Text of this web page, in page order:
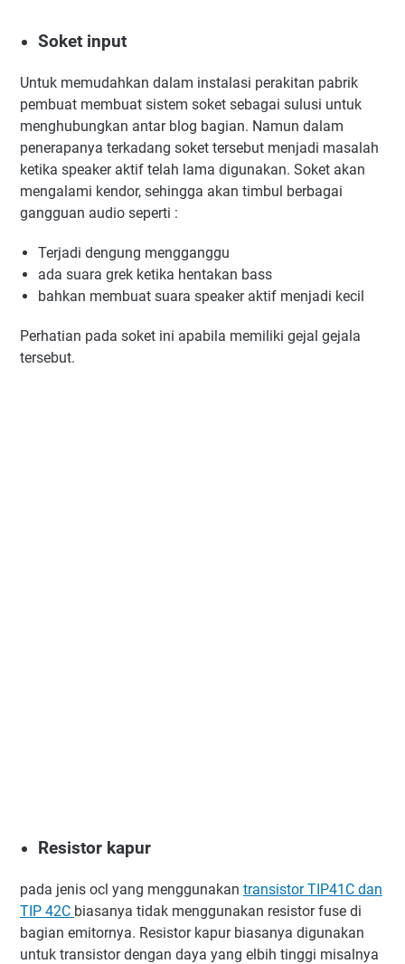
Soket input
Untuk memudahkan dalam instalasi perakitan pabrik
pembuat membuat sistem soket sebagai sulusi untuk
menghubungkan antar blog bagian. Namun dalam
penerapanya terkadang soket tersebut menjadi masalah
ketika speaker aktif telah lama digunakan. Soket akan
mengalami kendor, sehingga akan timbul berbagai
gangguan audio seperti :
Terjadi dengung mengganggu
ada suara grek ketika hentakan bass
bahkan membuat suara speaker aktif menjadi kecil
Perhatian pada soket ini apabila memiliki gejal gejala
tersebut.
Resistor kapur
pada jenis ocl yang menggunakan transistor TIP41C dan
TIP 42C biasanya tidak menggunakan resistor fuse di
bagian emitornya. Resistor kapur biasanya digunakan
untuk transistor dengan daya yang elbih tinggi misalnya